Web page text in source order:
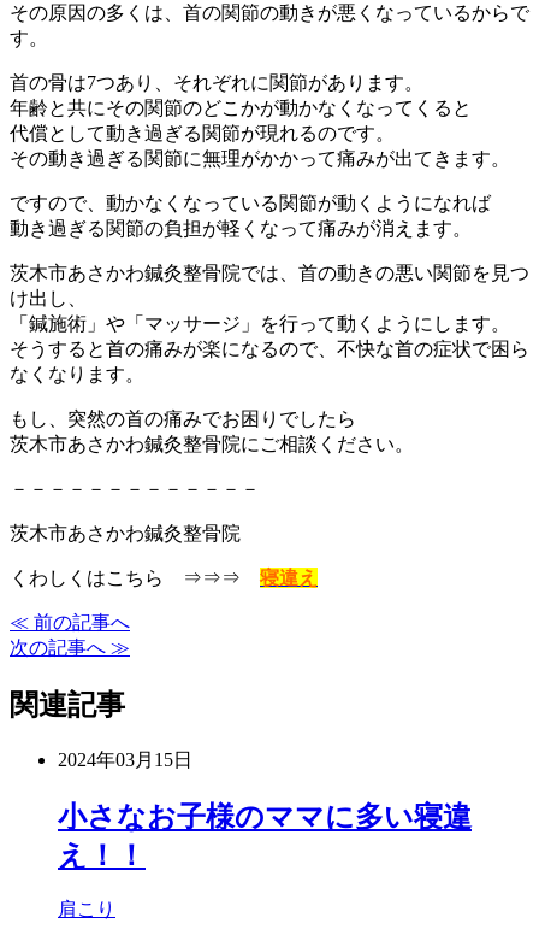
その原因の多くは、首の関節の動きが悪くなっているからで
す。
首の骨は7つあり、それぞれに関節があります。
年齢と共にその関節のどこかが動かなくなってくると
代償として動き過ぎる関節が現れるのです。
その動き過ぎる関節に無理がかかって痛みが出てきます。
ですので、動かなくなっている関節が動くようになれば
動き過ぎる関節の負担が軽くなって痛みが消えます。
茨木市あさかわ鍼灸整骨院では、首の動きの悪い関節を見つ
け出し、
「鍼施術」や「マッサージ」を行って動くようにします。
そうすると首の痛みが楽になるので、不快な首の症状で困ら
なくなります。
もし、突然の首の痛みでお困りでしたら
茨木市あさかわ鍼灸整骨院にご相談ください。
－－－－－－－－－－－－－
茨木市あさかわ鍼灸整骨院
くわしくはこちら ⇒⇒⇒ 寝違え
≪ 前の記事へ
次の記事へ ≫
関連記事
2024年03月15日
小さなお子様のママに多い寝違
え！！
肩こり